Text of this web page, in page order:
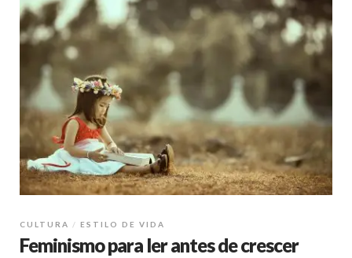
CULTURA ESTILO DE VIDA
Feminismo para ler antes de crescer